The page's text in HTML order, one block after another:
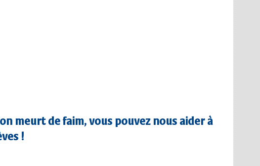
meurt de faim, vous pouvez nous aider à
!